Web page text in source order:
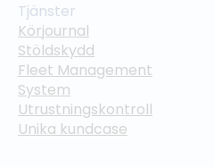
Tjänster
Körjournal
Stöldskydd
Fleet Management
System
Utrustningskontroll
Unika kundcase